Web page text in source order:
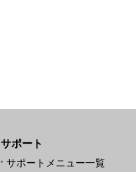
サポート
サポートメニュー一覧